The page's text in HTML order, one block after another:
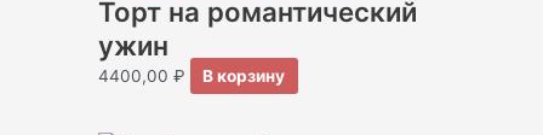
Торт на романтический
ужин
4400,00₽ В корзину